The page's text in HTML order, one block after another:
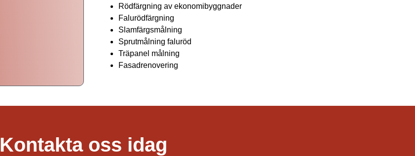
Rödfärgning av ekonomibyggnader
Falurödfärgning
Slamfärgsmålning
Sprutmålning faluröd
Träpanel målning
Fasadrenovering
Kontakta oss idag